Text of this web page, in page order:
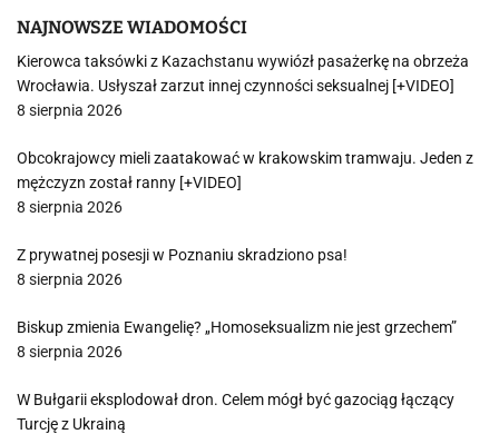
NAJNOWSZE WIADOMOŚCI
Kierowca taksówki z Kazachstanu wywiózł pasażerkę na obrzeża
Wrocławia. Usłyszał zarzut innej czynności seksualnej [+VIDEO]
8 sierpnia 2026
Obcokrajowcy mieli zaatakować w krakowskim tramwaju. Jeden z
mężczyzn został ranny [+VIDEO]
8 sierpnia 2026
Z prywatnej posesji w Poznaniu skradziono psa!
8 sierpnia 2026
Biskup zmienia Ewangelię? „Homoseksualizm nie jest grzechem”
8 sierpnia 2026
W Bułgarii eksplodował dron. Celem mógł być gazociąg łączący
Turcję z Ukrainą